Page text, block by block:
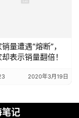
量遭遇“熔断”，
表示销量翻倍！
2020年3月19日
笔记